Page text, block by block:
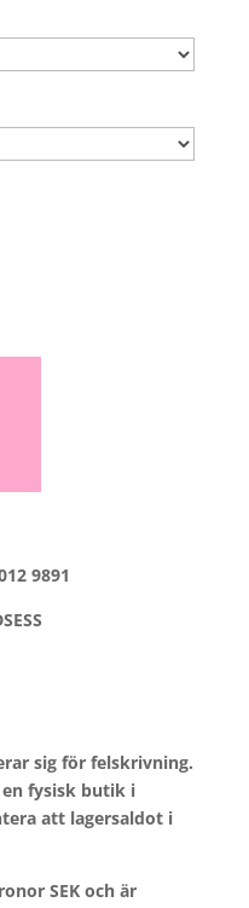
9891
sig för felskrivning.
en fysisk butik i
att lagersaldot i
SEK och är